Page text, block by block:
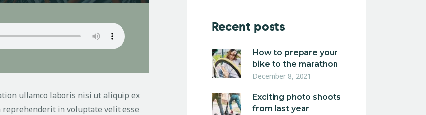
ullamco laboris nisi ut aliquip ex
reprehenderit in voluptate velit esse
Recent posts
How to prepare your
bike to the marathon
December 8, 2021
Exciting photo shoots
from last year